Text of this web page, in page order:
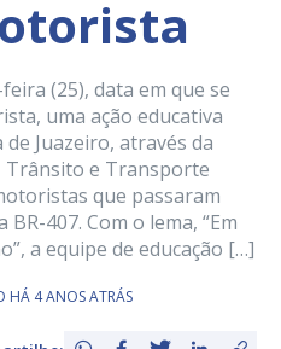
(25), data em que se
uma ação educativa
Juazeiro, através da
Trânsito e Transporte
que passaram
407. Com o lema, “Em
a equipe de educação […]
HÁ 4 ANOS ATRÁS